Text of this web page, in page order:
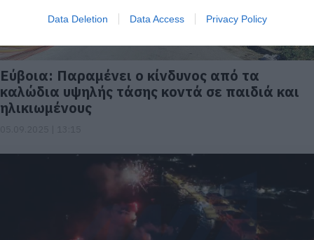
Data Deletion Data Access Privacy Policy
Εύβοια: Παραμένει ο κίνδυνος από τα
καλώδια υψηλής τάσης κοντά σε παιδιά και
ηλικιωμένους